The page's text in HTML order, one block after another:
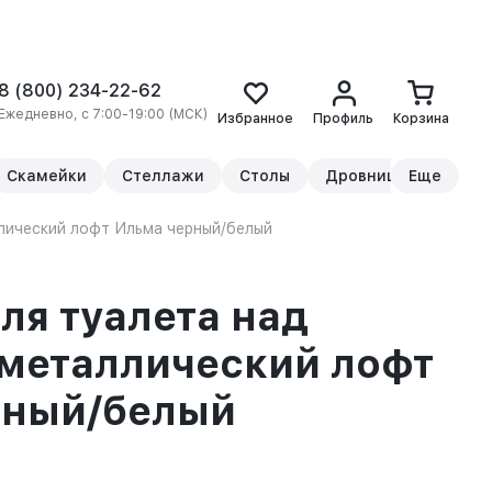
(800) 234-22-62
с 7:00-19:00 (МСК) Избранное Профиль Корзина
Скамейки Стеллажи Столы Дровницы Еще
лофт Ильма черный/белый
туалета над
лофт
белый